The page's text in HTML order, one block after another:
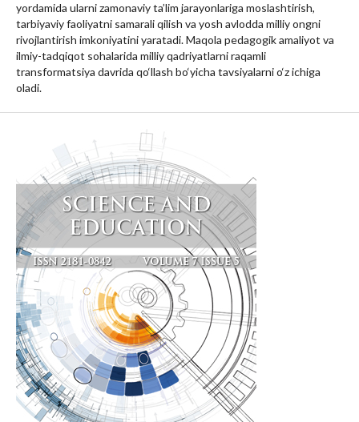
yordamida ularni zamonaviy ta’lim jarayonlariga moslashtirish,
tarbiyaviy faoliyatni samarali qilish va yosh avlodda milliy ongni
rivojlantirish imkoniyatini yaratadi. Maqola pedagogik amaliyot va
ilmiy-tadqiqot sohalarida milliy qadriyatlarni raqamli
transformatsiya davrida qo‘llash bo‘yicha tavsiyalarni o‘z ichiga
oladi.